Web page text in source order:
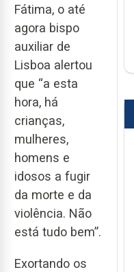
Fátima, o até
agora bispo
auxiliar de
Lisboa alertou
que “a esta
hora, há
crianças,
mulheres,
homens e
idosos a fugir
da morte e da
violência. Não
está tudo bem”.
Exortando os